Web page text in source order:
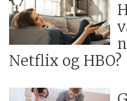
Netflix og HBO?